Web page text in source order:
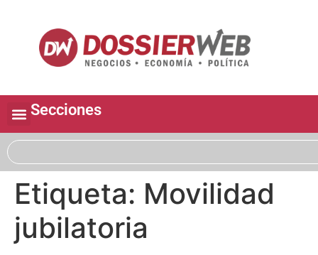
Secciones
Etiqueta: Movilidad
jubilatoria